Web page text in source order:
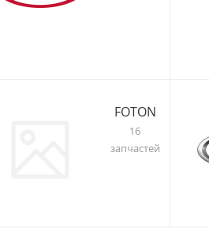
FOTON
16
запчастей